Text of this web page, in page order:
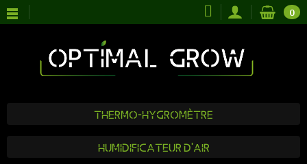
0
Thermo-hygromètre
Humidificateur d'air